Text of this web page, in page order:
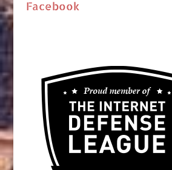
Facebook